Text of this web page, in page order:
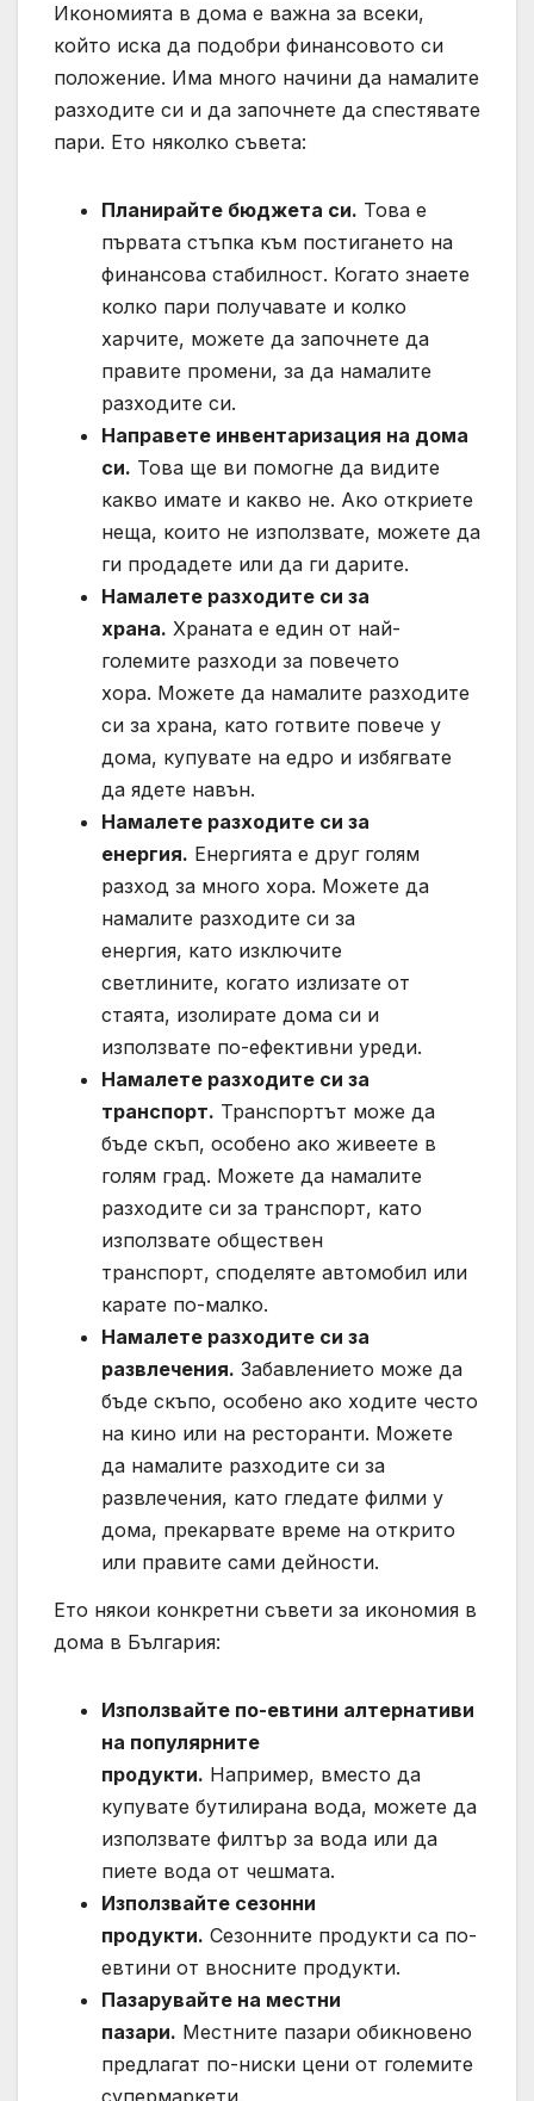
Икономията в дома е важна за всеки,
който иска да подобри финансовото си
положение. Има много начини да намалите
разходите си и да започнете да спестявате
пари. Ето няколко съвета:
Планирайте бюджета си. Това е
първата стъпка към постигането на
финансова стабилност. Когато знаете
колко пари получавате и колко
харчите, можете да започнете да
правите промени, за да намалите
разходите си.
Направете инвентаризация на дома
си. Това ще ви помогне да видите
какво имате и какво не. Ако откриете
неща, които не използвате, можете да
ги продадете или да ги дарите.
Намалете разходите си за
храна. Храната е един от най-
големите разходи за повечето
хора. Можете да намалите разходите
си за храна, като готвите повече у
дома, купувате на едро и избягвате
да ядете навън.
Намалете разходите си за
енергия. Енергията е друг голям
разход за много хора. Можете да
намалите разходите си за
енергия, като изключите
светлините, когато излизате от
стаята, изолирате дома си и
използвате по-ефективни уреди.
Намалете разходите си за
транспорт. Транспортът може да
бъде скъп, особено ако живеете в
голям град. Можете да намалите
разходите си за транспорт, като
използвате обществен
транспорт, споделяте автомобил или
карате по-малко.
Намалете разходите си за
развлечения. Забавлението може да
бъде скъпо, особено ако ходите често
на кино или на ресторанти. Можете
да намалите разходите си за
развлечения, като гледате филми у
дома, прекарвате време на открито
или правите сами дейности.
Ето някои конкретни съвети за икономия в
дома в България:
Използвайте по-евтини алтернативи
на популярните
продукти. Например, вместо да
купувате бутилирана вода, можете да
използвате филтър за вода или да
пиете вода от чешмата.
Използвайте сезонни
продукти. Сезонните продукти са по-
евтини от вносните продукти.
Пазарувайте на местни
пазари. Местните пазари обикновено
предлагат по-ниски цени от големите
супермаркети.